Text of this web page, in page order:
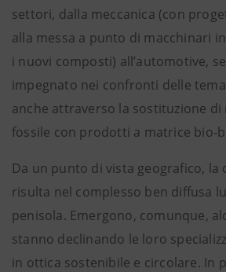
settori, dalla meccanica (con
alla messa a punto di macchinari
i nuovi composti) all’automotive,
impegnato nei confronti delle
anche attraverso la sostituzione di
fossile con prodotti a matrice bio-
Da un punto di vista geografico, la
risulta nel complesso ben diffusa
penisola. Emergono, comunque,
stanno declinando le loro
in ottica sostenibile e circolare. In